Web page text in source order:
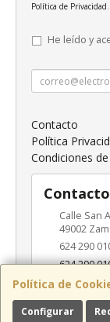
Política de
Configurar
Política de Privacidad.
He leído y
Contacto
Política
Condiciones
Contacto
Calle San
49002
624 290
624 290